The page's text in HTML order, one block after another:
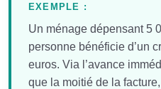
EXEMPLE :
Un ménage dépensant 5
personne bénéficie d’un
euros. Via l’avance
que la moitié de la